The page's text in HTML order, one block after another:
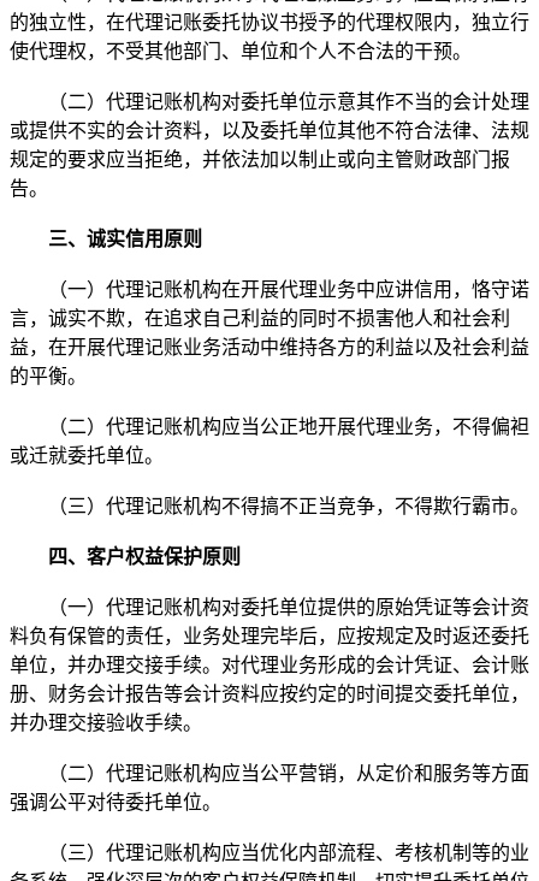
的独立性，在代理记账委托协议书授予的代理权限内，独立行
使代理权，不受其他部门、单位和个人不合法的干预。
（二）代理记账机构对委托单位示意其作不当的会计处理
或提供不实的会计资料，以及委托单位其他不符合法律、法规
规定的要求应当拒绝，并依法加以制止或向主管财政部门报
告。
三、诚实信用原则
（一）代理记账机构在开展代理业务中应讲信用，恪守诺
言，诚实不欺，在追求自己利益的同时不损害他人和社会利
益，在开展代理记账业务活动中维持各方的利益以及社会利益
的平衡。
（二）代理记账机构应当公正地开展代理业务，不得偏袒
或迁就委托单位。
（三）代理记账机构不得搞不正当竞争，不得欺行霸市。
四、客户权益保护原则
（一）代理记账机构对委托单位提供的原始凭证等会计资
料负有保管的责任，业务处理完毕后，应按规定及时返还委托
单位，并办理交接手续。对代理业务形成的会计凭证、会计账
册、财务会计报告等会计资料应按约定的时间提交委托单位，
并办理交接验收手续。
（二）代理记账机构应当公平营销，从定价和服务等方面
强调公平对待委托单位。
（三）代理记账机构应当优化内部流程、考核机制等的业